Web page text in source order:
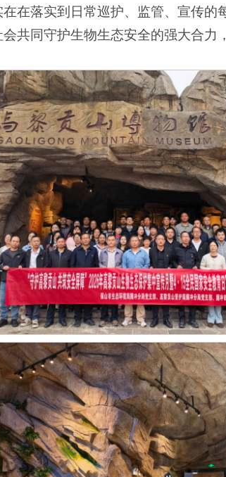
在落实到日常巡护、监管、宣传
共同守护生物生态安全的强大合